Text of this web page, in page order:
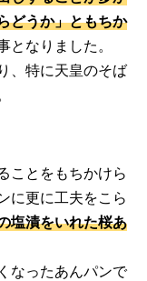
どうか」ともちか
なりました。
、特に天皇のそば
ことをもちかけら
に更に工夫をこら
塩漬をいれた桜あ
なったあんパンで